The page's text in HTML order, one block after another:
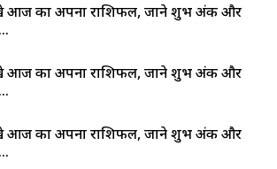
आज का अपना राशिफल, जाने शुभ अंक और
आज का अपना राशिफल, जाने शुभ अंक और
आज का अपना राशिफल, जाने शुभ अंक और